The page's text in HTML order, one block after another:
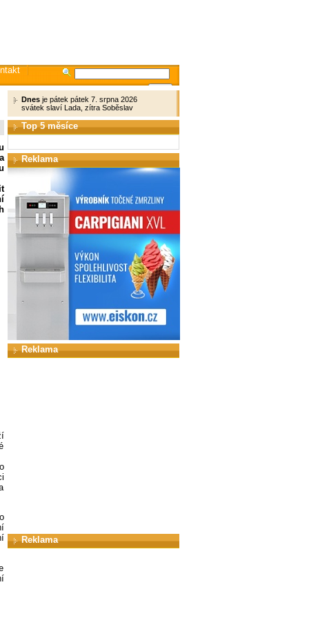
Dnesje pátek pátek 7. srpna 2026
svátek slaví Lada, zítra Soběslav
Top 5 měsíce
Reklama
Reklama
Reklama